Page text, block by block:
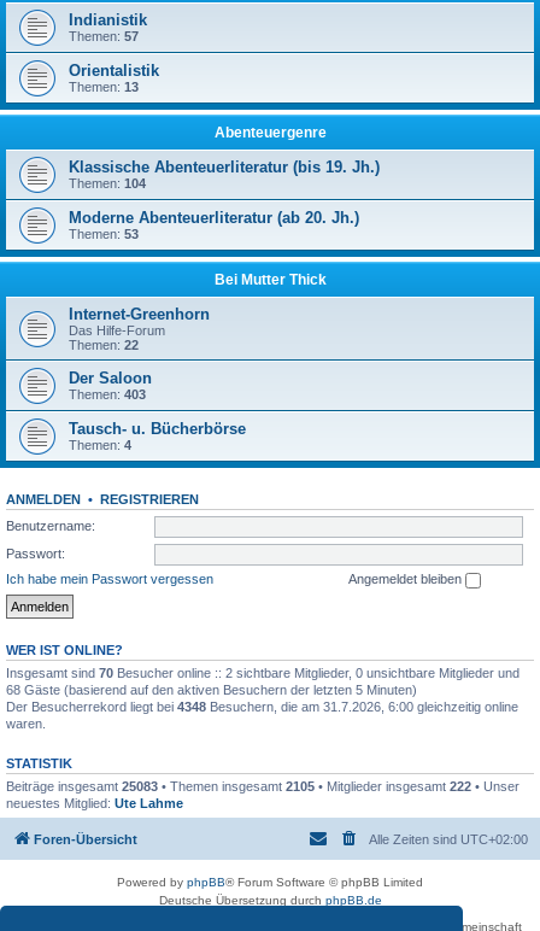
Indianistik
Themen: 57
Orientalistik
Themen: 13
Abenteuergenre
Klassische Abenteuerliteratur (bis 19. Jh.)
Themen: 104
Moderne Abenteuerliteratur (ab 20. Jh.)
Themen: 53
Bei Mutter Thick
Internet-Greenhorn
Das Hilfe-Forum
Themen: 22
Der Saloon
Themen: 403
Tausch- u. Bücherbörse
Themen: 4
ANMELDEN • REGISTRIEREN
Benutzername:
Passwort:
Ich habe mein Passwort vergessen
Angemeldet bleiben
WER IST ONLINE?
Insgesamt sind 70 Besucher online :: 2 sichtbare Mitglieder, 0 unsichtbare Mitglieder und
68 Gäste (basierend auf den aktiven Besuchern der letzten 5 Minuten)
Der Besucherrekord liegt bei 4348 Besuchern, die am 31.7.2026, 6:00 gleichzeitig online
waren.
STATISTIK
Beiträge insgesamt 25083 • Themen insgesamt 2105 • Mitglieder insgesamt 222 • Unser
neuestes Mitglied: Ute Lahme
Foren-Übersicht Alle Zeiten sind UTC+02:00
Powered by phpBB® Forum Software © phpBB Limited
Deutsche Übersetzung durch phpBB.de
Betreiber des Forums für die Karl-May-Vereinigung – Arbeits- und Forschungsgemeinschaft